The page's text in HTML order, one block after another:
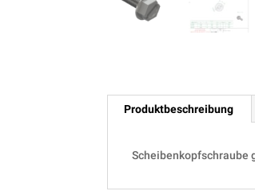
Produktbeschreibung
Scheibenkopfschraube